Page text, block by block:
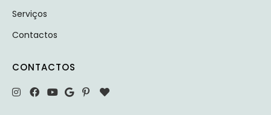
Serviços
Contactos
CONTACTOS